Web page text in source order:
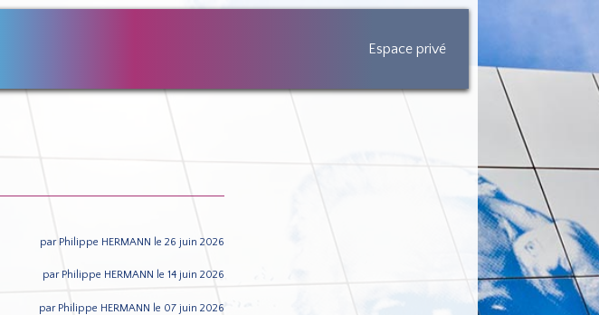
Espace privé
par Philippe HERMANN le 26 juin 2026
par Philippe HERMANN le 14 juin 2026
par Philippe HERMANN le 07 juin 2026